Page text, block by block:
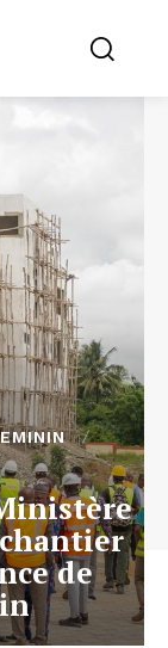
de